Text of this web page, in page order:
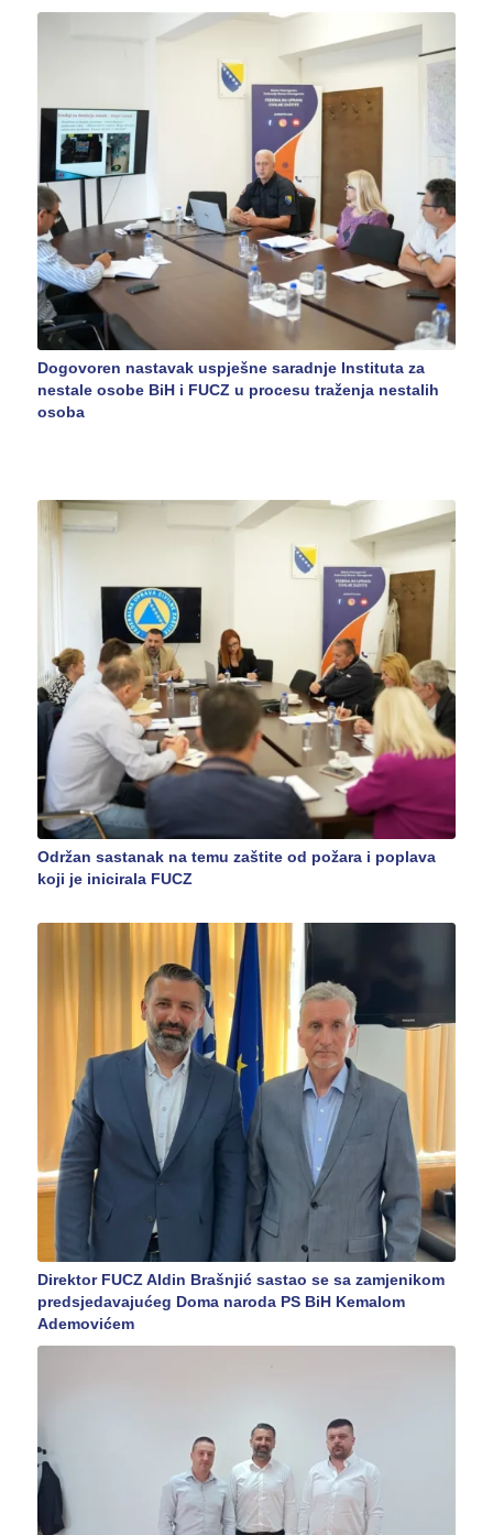
Dogovoren nastavak uspješne saradnje Instituta za
nestale osobe BiH i FUCZ u procesu traženja nestalih
osoba
Održan sastanak na temu zaštite od požara i poplava
koji je inicirala FUCZ
Direktor FUCZ Aldin Brašnjić sastao se sa zamjenikom
predsjedavajućeg Doma naroda PS BiH Kemalom
Ademovićem